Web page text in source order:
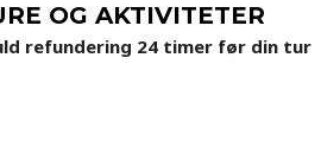
OG AKTIVITETER
refundering 24 timer før din tur